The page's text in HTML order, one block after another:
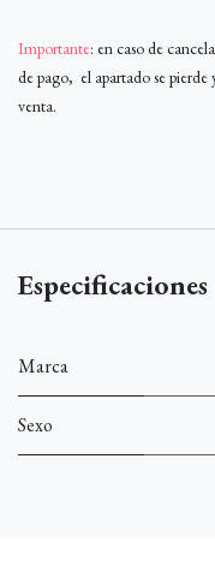
Importante: en caso de
de pago, el apartado se
venta.
Especificaciones
Marca
Sexo